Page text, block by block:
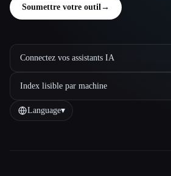
Soumettre votre outil→
Connectez vos assistants IA
Index lisible par machine
Language▾